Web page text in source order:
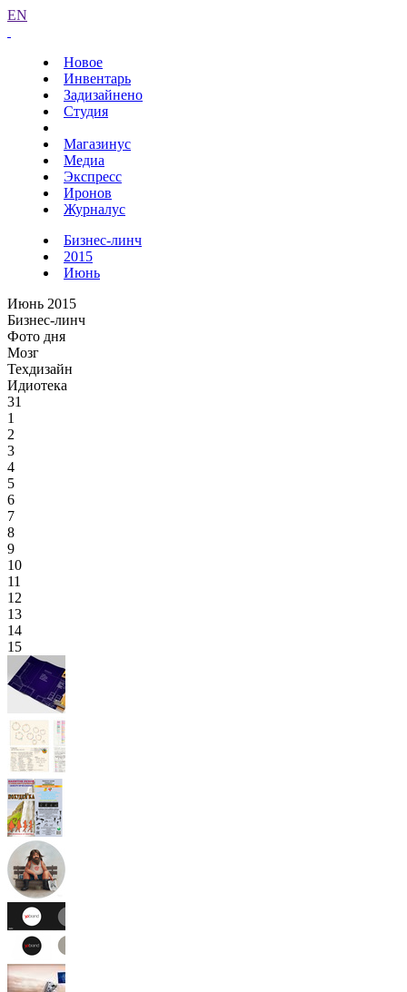
EN
Новое
Инвентарь
Задизайнено
Студия
Магазинус
Медиа
Экспресс
Иронов
Журналус
Бизнес-линч
2015
Июнь
Июнь 2015
Бизнес-линч
Фото дня
Мозг
Техдизайн
Идиотека
31
1
2
3
4
5
6
7
8
9
10
11
12
13
14
15